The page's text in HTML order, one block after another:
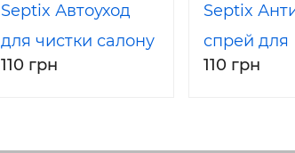
Septix Автоуход
для чистки салону
автомобіля
110 грн
Septix
спрей для
110 грн